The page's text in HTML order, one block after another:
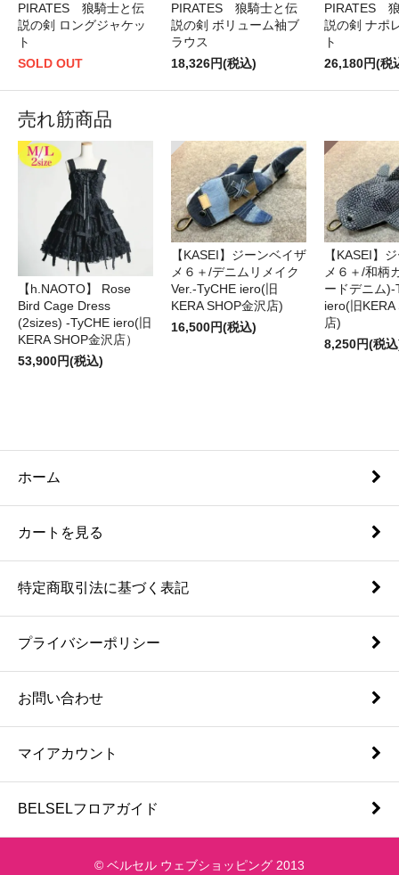
PIRATES 狼騎士と伝
説の剣 ロングジャケッ
ト
SOLD OUT
PIRATES 狼騎士と伝
説の剣 ボリューム袖ブ
ラウス
18,326円(税込)
PIRATES
説の剣 ナポ
ト
26,180円(税
売れ筋商品
【h.NAOTO】 Rose
Bird Cage Dress
(2sizes) -TyCHE iero(旧
KERA SHOP金沢店）
53,900円(税込)
【KASEI】ジーンベイザ
メ６＋/デニムリメイク
Ver.-TyCHE iero(旧
KERA SHOP金沢店)
16,500円(税込)
【KASEI】
メ６＋/和柄
ードデニム)-
iero(旧KERA
店)
8,250円(税
ホーム
カートを見る
特定商取引法に基づく表記
プライバシーポリシー
お問い合わせ
マイアカウント
BELSELフロアガイド
© ベルセル ウェブショッピング 2013